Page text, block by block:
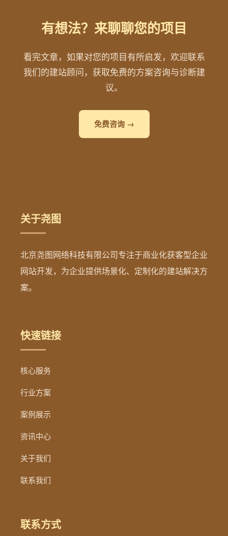
有想法？来聊聊您的项目
看完文章，如果对您的项目有所启发，欢迎联系
我们的建站顾问，获取免费的方案咨询与诊断建
议。
免费咨询 →
关于尧图
北京尧图网络科技有限公司专注于商业化获客型企业
网站开发，为企业提供场景化、定制化的建站解决方
案。
快速链接
核心服务
行业方案
案例展示
资讯中心
关于我们
联系我们
联系方式